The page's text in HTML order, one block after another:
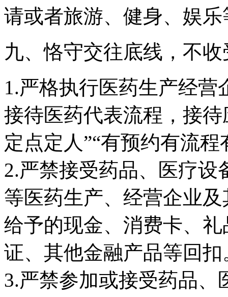
请或者旅游、健身、娱
九、恪守交往底线，不
1.严格执行医药生产经
接待医药代表流程，接待
定点定人”“有预约有流
2.严禁接受药品、医疗
等医药生产、经营企业
给予的现金、消费卡、
证、其他金融产品等回扣
3.严禁参加或接受药品